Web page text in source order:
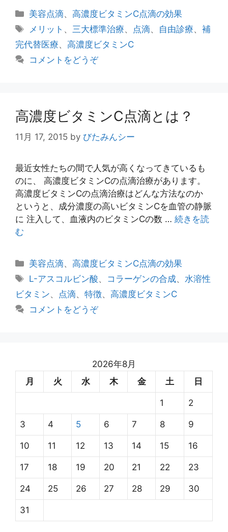
カ
テ
リ
ー
美容点滴、高濃度ビタミンC点滴の効果
タ
グ
メリット 、三大標準治療、 点滴、 自由診療、補
完代替医療、 高濃度ビタミンC
コメントをどうぞ
高濃度ビタミンC点滴とは？
11月 17, 2015 by びたみんシー
最近女性たちの間で人気が高くなってきているも
のに、 高濃度ビタミンCの点滴治療があります。
高濃度ビタミンCの点滴治療はどんな方法なのか
というと、成分濃度の高いビタミンCを血管の静脈
に 注入して、血液内のビタミンCの数 … 続きを読
む
カ
テ
リ
ー
美容点滴、高濃度ビタミンC点滴の効果
タ
グ
L-アスコルビン酸、 コラーゲンの合成、 水溶性
ビタミン、 点滴、 特徴、 高濃度ビタミンC
コメントをどうぞ
2026年8月
月
火 水 木 金 土 日
1 2
3 4 5 6 7 8 9
10 11 12 13 14 15 16
17 18 19 20 21 22 23
24 25 26 27 28 29 30
31